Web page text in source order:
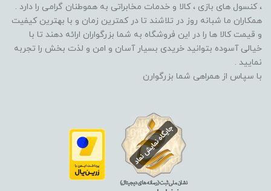
، کنسول های بازی ، کالا و خدمات مخابراتی به هموطنان گرامی را دارد .
همکاران ما شبانه روز در تلاشند تا در کمترین زمان و با بهترین کیفیت
و قیمت کالا ها را در این فروشگاه به شما بزرگواران ارائه دهند تا با
خیالی آسوده بتوانید خریدی بسیار آسان و امن و لذت بخش را تجربه
نمایید .
با سپاس از همراهی شما بزرگوارن